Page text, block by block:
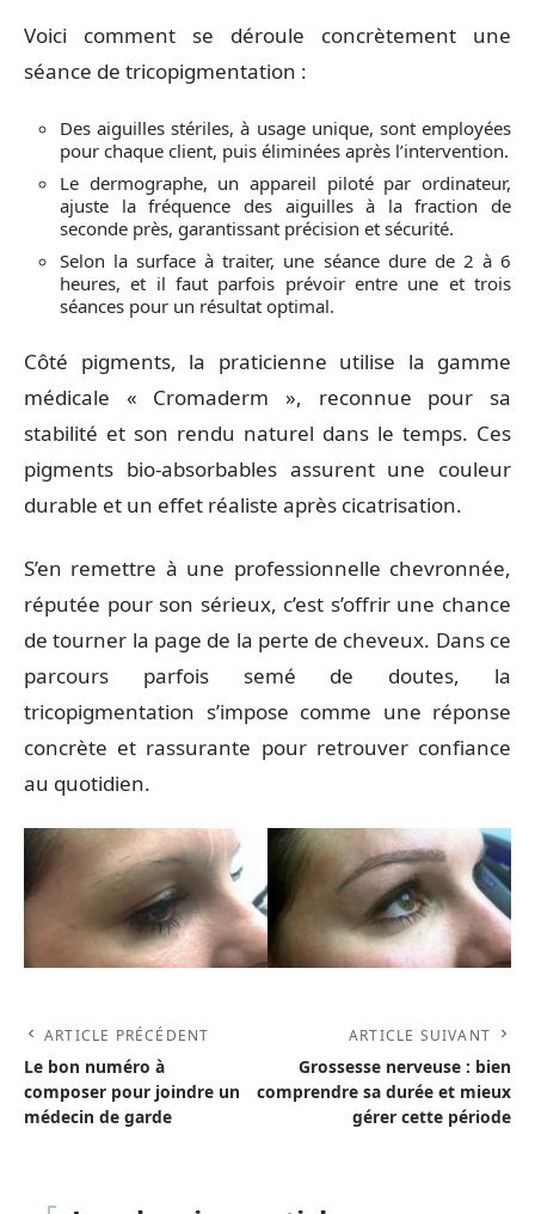
Voici comment se déroule concrètement une
séance de tricopigmentation :
Des aiguilles stériles, à usage unique, sont employées
pour chaque client, puis éliminées après l’intervention.
Le dermographe, un appareil piloté par ordinateur,
ajuste la fréquence des aiguilles à la fraction de
seconde près, garantissant précision et sécurité.
Selon la surface à traiter, une séance dure de 2 à 6
heures, et il faut parfois prévoir entre une et trois
séances pour un résultat optimal.
Côté pigments, la praticienne utilise la gamme
médicale « Cromaderm », reconnue pour sa
stabilité et son rendu naturel dans le temps. Ces
pigments bio-absorbables assurent une couleur
durable et un effet réaliste après cicatrisation.
S’en remettre à une professionnelle chevronnée,
réputée pour son sérieux, c’est s’offrir une chance
de tourner la page de la perte de cheveux. Dans ce
parcours parfois semé de doutes, la
tricopigmentation s’impose comme une réponse
concrète et rassurante pour retrouver confiance
au quotidien.
ARTICLE PRÉCÉDENT
Le bon numéro à
composer pour joindre un
médecin de garde
ARTICLE SUIVANT
Grossesse nerveuse : bien
comprendre sa durée et mieux
gérer cette période